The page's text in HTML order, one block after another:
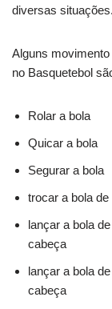
diversas situações.
Alguns
no Basquetebol
Rolar a bola
Quicar a bola
Segurar a bola
trocar a bola de
lançar a bola
cabeça
lançar a bola
cabeça